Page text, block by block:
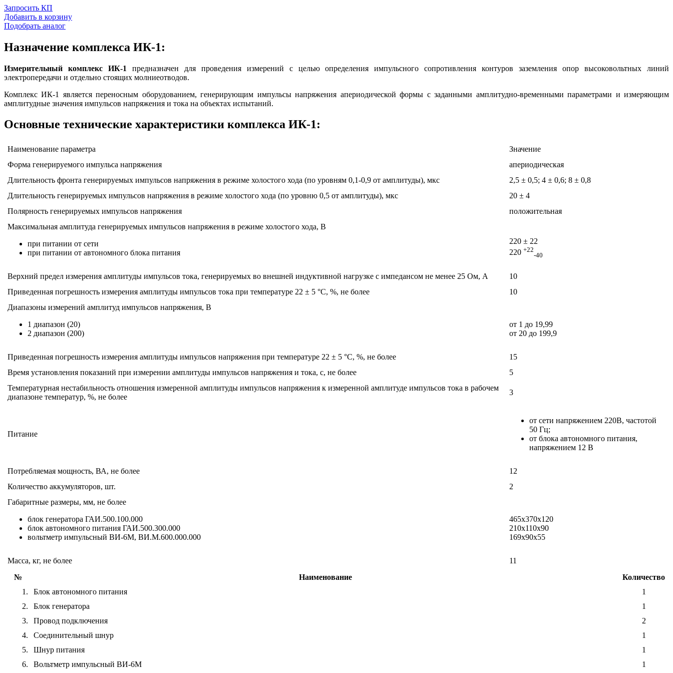
Запросить КП
Добавить в корзину
Подобрать аналог
Назначение комплекса ИК-1:
Измерительный комплекс ИК-1
предназначен для проведения измерений с целью определения импульсного сопротивления контуров заземления опор высоковольтных линий
электропередачи и отдельно стоящих молниеотводов.
Комплекс ИК-1 является переносным оборудованием, генерирующим импульсы напряжения апериодической формы с заданными амплитудно-временными параметрами и измеряющим
амплитудные значения импульсов напряжения и тока на объектах испытаний.
Основные технические характеристики комплекса ИК-1:
Наименование параметра
Значение
Форма генерируемого импульса напряжения
апериодическая
Длительность фронта генерируемых импульсов напряжения в режиме холостого хода (по уровням 0,1-0,9 от амплитуды), мкс
2,5 ± 0,5; 4 ± 0,6; 8 ± 0,8
Длительность генерируемых импульсов напряжения в режиме холостого хода (по уровню 0,5 от амплитуды), мкс
20 ± 4
Полярность генерируемых импульсов напряжения
положительная
Максимальная амплитуда генерируемых импульсов напряжения в режиме холостого хода, В
при питании от сети
при питании от автономного блока питания
220 ± 22
220 +22
-40
Верхний предел измерения амплитуды импульсов тока, генерируемых во внешней индуктивной нагрузке с импедансом не менее 25 Ом, А
10
Приведенная погрешность измерения амплитуды импульсов тока при температуре 22 ± 5 °С, %, не более
10
Диапазоны измерений амплитуд импульсов напряжения, В
1 диапазон (20)
2 диапазон (200)
от 1 до 19,99
от 20 до 199,9
Приведенная погрешность измерения амплитуды импульсов напряжения при температуре 22 ± 5 °С, %, не более
15
Время установления показаний при измерении амплитуды импульсов напряжения и тока, с, не более
5
Температурная нестабильность отношения измеренной амплитуды импульсов напряжения к измеренной амплитуде импульсов тока в рабочем
диапазоне температур, %, не более
3
Питание
от сети напряжением 220В, частотой
50 Гц;
от блока автономного питания,
напряжением 12 В
Потребляемая мощность, ВА, не более
12
Количество аккумуляторов, шт.
2
Габаритные размеры, мм, не более
блок генератора ГАИ.500.100.000
блок автономного питания ГАИ.500.300.000
вольтметр импульсный ВИ-6М, ВИ.М.600.000.000
465х370х120
210х110х90
169х90х55
Масса, кг, не более
11
№
Наименование
Количество
1.
Блок автономного питания
1
2.
Блок генератора
1
3.
Провод подключения
2
4.
Соединительный шнур
1
5.
Шнур питания
1
6.
Вольтметр импульсный ВИ-6М 1